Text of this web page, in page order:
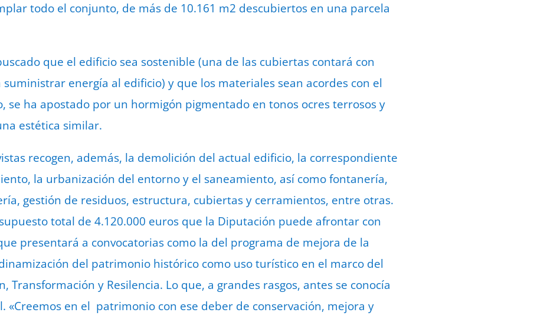
todo el conjunto, de más de 10.161 m2 descubiertos en una parcela
que el edificio sea sostenible (una de las cubiertas contará con
energía al edificio) y que los materiales sean acordes con el
se ha apostado por un hormigón pigmentado en tonos ocres terrosos y
estética similar.
recogen, además, la demolición del actual edificio, la correspondiente
la urbanización del entorno y el saneamiento, así como fontanería,
gestión de residuos, estructura, cubiertas y cerramientos, entre otras.
total de 4.120.000 euros que la Diputación puede afrontar con
presentará a convocatorias como la del programa de mejora de la
del patrimonio histórico como uso turístico en el marco del
Transformación y Resilencia. Lo que, a grandes rasgos, antes se conocía
«Creemos en el patrimonio con ese deber de conservación, mejora y